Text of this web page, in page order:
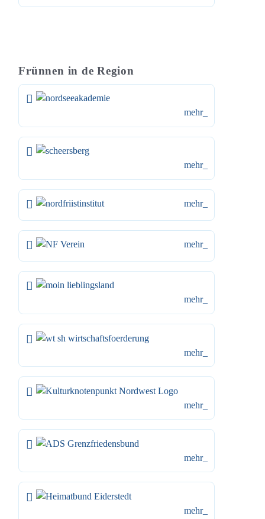
Frünnen in de Region
mehr_
mehr_
mehr_
mehr_
mehr_
mehr_
mehr_
mehr_
mehr_